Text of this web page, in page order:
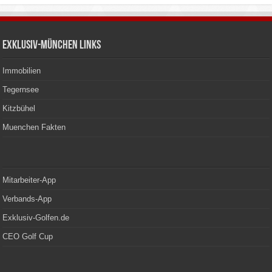
Exklusiv-München Links
Immobilien
Tegernsee
Kitzbühel
Muenchen Fakten
Mitarbeiter-App
Verbands-App
Exklusiv-Golfen.de
CEO Golf Cup